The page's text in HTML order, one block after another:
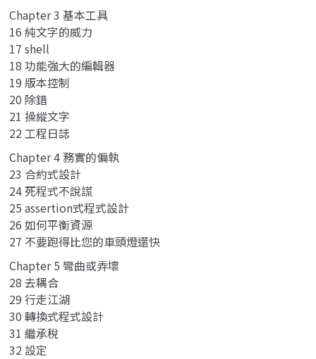
Chapter 3 基本工具
16 純文字的威力
17 shell
18 功能強大的編輯器
19 版本控制
20 除錯
21 操縱文字
22 工程日誌
Chapter 4 務實的偏執
23 合約式設計
24 死程式不說謊
25 assertion式程式設計
26 如何平衡資源
27 不要跑得比您的車頭燈還快
Chapter 5 彎曲或弄壞
28 去耦合
29 行走江湖
30 轉換式程式設計
31 繼承稅
32 設定